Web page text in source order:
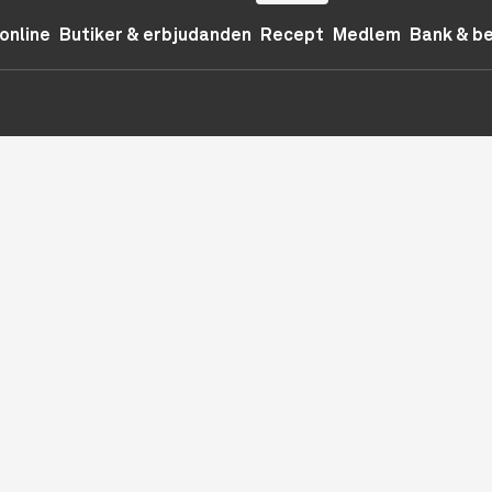
Butiker & erbjudanden Recept Medlem Bank &